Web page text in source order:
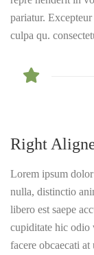
pariatur.
culpa qu.
Right
Lorem ipsum
nulla, distinctio
libero est saepe
cupiditate hic odio
facere obcaecati